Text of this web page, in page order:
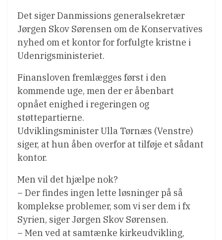
Det siger Danmissions generalsekretær
Jørgen Skov Sørensen om de Konservatives
nyhed om et kontor for forfulgte kristne i
Udenrigsministeriet.
Finansloven fremlægges først i den
kommende uge, men der er åbenbart
opnået enighed i regeringen og
støttepartierne.
Udviklingsminister Ulla Tørnæs (Venstre)
siger, at hun åben overfor at tilføje et sådant
kontor.
Men vil det hjælpe nok?
– Der findes ingen lette løsninger på så
komplekse problemer, som vi ser dem i fx
Syrien, siger Jørgen Skov Sørensen.
– Men ved at samtænke kirkeudvikling,